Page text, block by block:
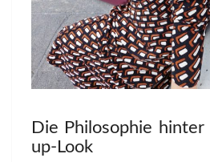
Die Philosophie
up-Look